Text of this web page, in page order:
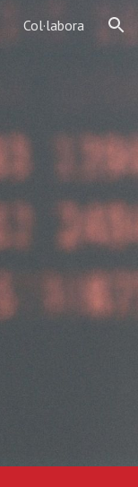
Col·labora